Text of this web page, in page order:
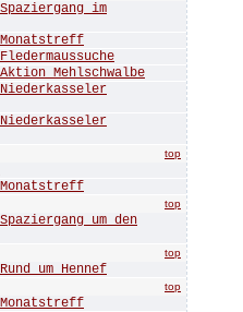
im
Mehlschwalbe
top
top
um den
top
um Hennef
top